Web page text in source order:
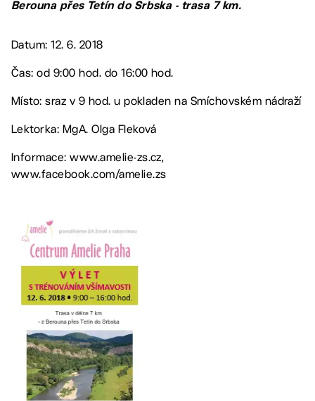
Berouna přes Tetín do Srbska - trasa 7 km.
Datum: 12. 6. 2018
Čas: od 9:00 hod. do 16:00 hod.
Místo: sraz v 9 hod. u pokladen na Smíchovském nádraží
Lektorka: MgA. Olga Fleková
Informace: www.amelie-zs.cz,
www.facebook.com/amelie.zs